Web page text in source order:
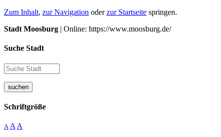
Zum Inhalt, zur Navigation oderzur Startseite springen.
Stadt Moosburg | Online: https://www.moosburg.de/
Suche Stadt
suchen
Schriftgröße
A A A